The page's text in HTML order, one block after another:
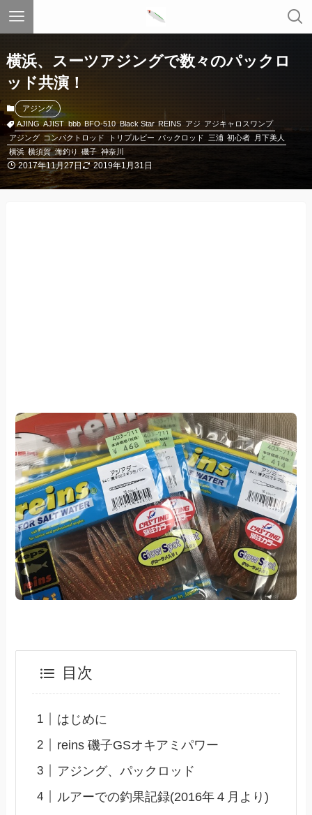
横浜、スーツアジングで数々のパックロ
ッド共演！
アジング
AJING AJIST bbb BFO-510 Black Star REINS アジ アジキャロスワンプ
アジング コンパクトロッド トリプルビー パックロッド 三浦 初心者
月下美人
横浜 横須賀 海釣り 磯子 神奈川
2017年11月27日 2019年1月31日
目次
はじめに
reins 磯子GSオキアミパワー
アジング、パックロッド
ルアーでの釣果記録(2016年４月より)